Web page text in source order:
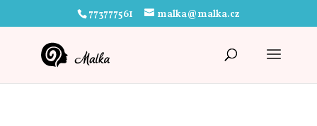
773777561 malka@malka.cz